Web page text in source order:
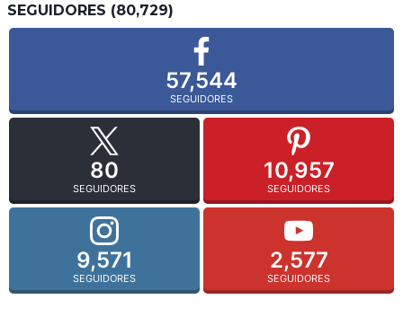
SEGUIDORES (80,729)
57,544
SEGUIDORES
80
SEGUIDORES
10,957
SEGUIDORES
9,571
SEGUIDORES
2,577
SEGUIDORES